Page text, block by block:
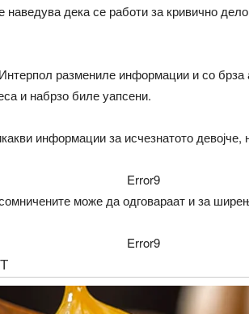
наведува дека се работи за кривично
размениле информации и со брза
и набрзо биле уапсени.
информации за исчезнатото девојче,
Error9
може да одговараат и за
Error9